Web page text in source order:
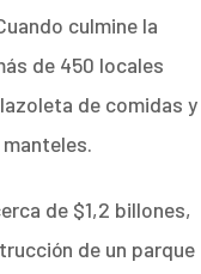
culmine la
de 450 locales
de comidas y
de $1,2 billones,
de un parque